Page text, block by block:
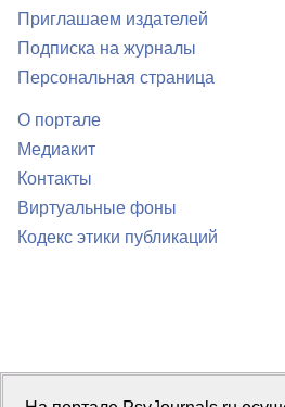
Приглашаем издателей
Подписка на журналы
Персональная страница
О портале
Медиакит
Контакты
Виртуальные фоны
Кодекс этики публикаций
Портал психологических изданий